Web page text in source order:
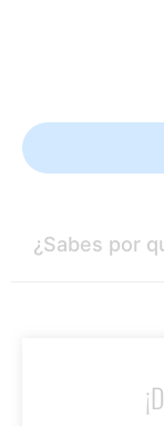
¿Sabes por